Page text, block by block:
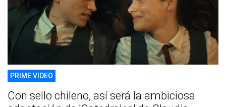
PRIME VIDEO
Con sello chileno, así será la ambiciosa